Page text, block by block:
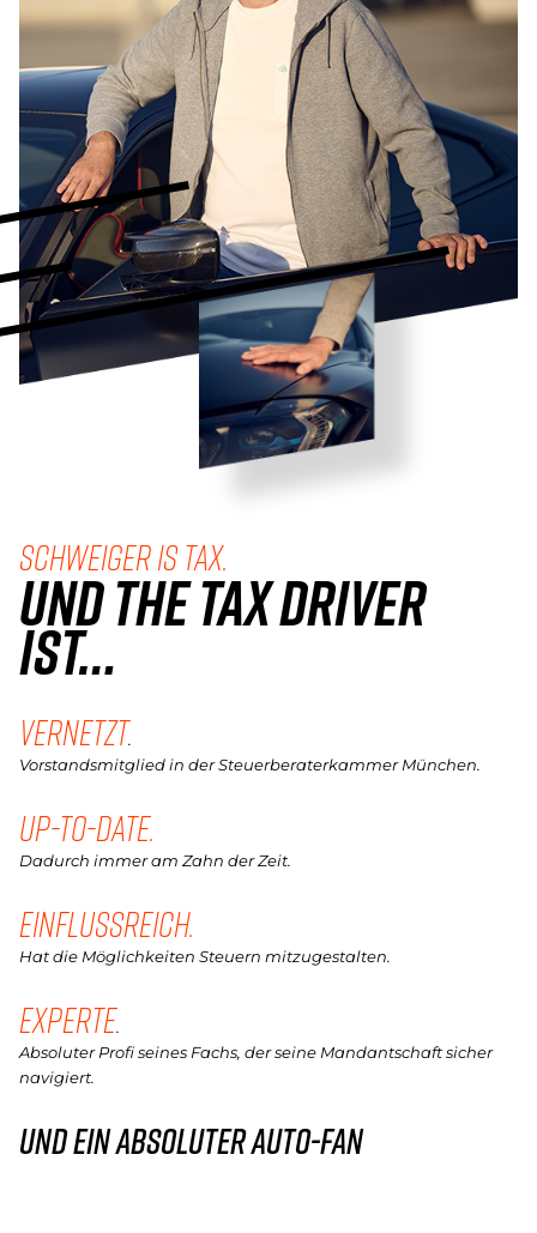
Schweiger is tax.
UND THE TAX DRIVER
IST…
VERNETZT.
Vorstandsmitglied in der Steuerberaterkammer München.
UP-TO-DATE.
Dadurch immer am Zahn der Zeit.
EINFLUSSREICH.
Hat die Möglichkeiten Steuern mitzugestalten.
EXPERTE.
Absoluter Profi seines Fachs, der seine Mandantschaft sicher
navigiert.
UND EIN ABSOLUTER AUTO-FAN